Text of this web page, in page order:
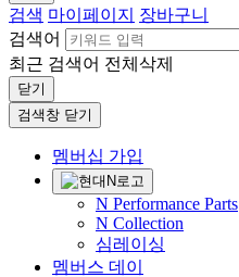
검색 마이페이지
장바구니
검색어
최근 검색어 전체삭제
닫기
검색창 닫기
멤버십 가입
N Performance Parts
N Collection
심레이싱
멤버스 데이